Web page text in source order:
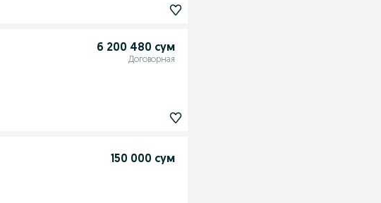
6 200 480 сум
Договорная
150 000 сум